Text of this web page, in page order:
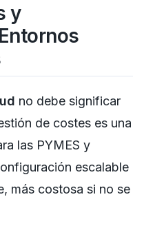
y
no debe significar
de costes es una
las PYMES y
escalable
más costosa si no se